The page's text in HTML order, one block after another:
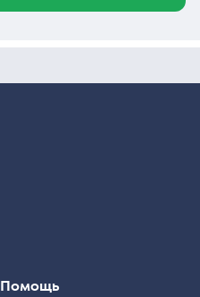
Помощь